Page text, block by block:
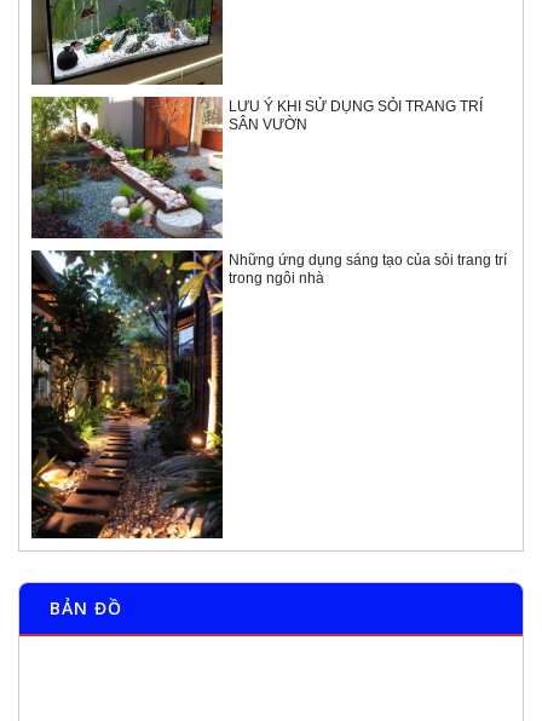
LƯU Ý KHI SỬ DỤNG SỎI TRANG TRÍ
SÂN VƯỜN
Những ứng dụng sáng tạo của sỏi trang trí
trong ngôi nhà
BẢN ĐỒ